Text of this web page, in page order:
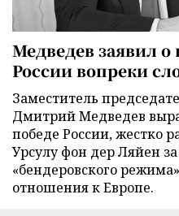
Медведев заявил
России вопреки
Заместитель
Дмитрий Медведев
победе России, жестко
Урсулу фон дер Ляйен
«бендеровского
отношения к Европе.